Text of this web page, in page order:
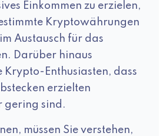
Einkommen zu erzielen,
Kryptowährungen
Austausch für das
Darüber hinaus
Krypto-Enthusiasten, dass
erzielten
gering sind.
müssen Sie verstehen,